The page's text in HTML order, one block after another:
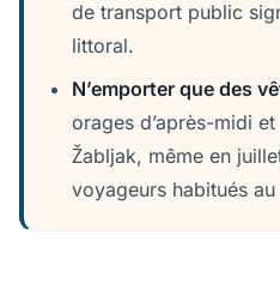
de transport public
littoral.
N’emporter que des
orages d’après-midi
Žabljak, même en
voyageurs habitués